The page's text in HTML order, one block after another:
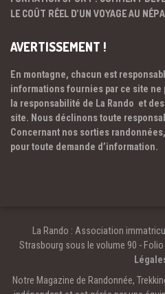
LE COÛT RÉEL D’UN VOYAGE AU
AVERTISSEMENT !
En montagne, chacun est
informations fournies par ce site ne
la responsabilité de La Rando et
site. Nous déclinons toute
Concernant nos sorties
pour toute demande d’information.
La Rando : Association
Strasbourg sous le volume 90 - Folio
Notre Magazine de Randonnée,